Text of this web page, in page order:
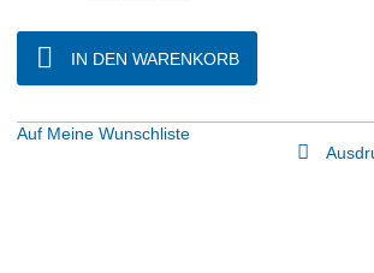
IN DEN WARENKORB
Auf Meine Wunschliste